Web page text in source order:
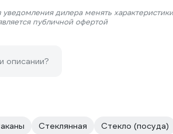
уведомления дилера менять
публичной офертой
описании?
Стеклянная Стекло (посуда)